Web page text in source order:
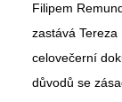
Filipem
zastává
celovečerní
důvodů se